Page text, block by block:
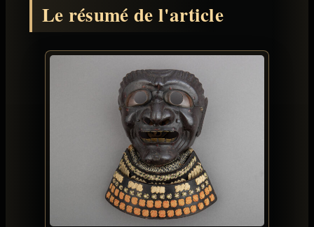
Le résumé de l'article